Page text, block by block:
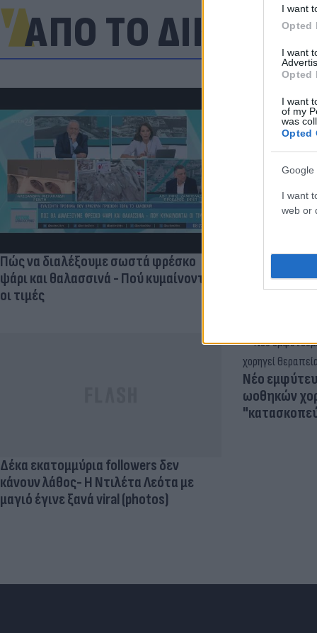
I want
Opted
I want
Opted
I want
of my
was
Opted
Google
I want
web or
ΑΠΟ ΤΟ ΔΙΚΤΥΟ
Πώς να διαλέξουμε σωστά φρέσκο
ψάρι και θαλασσινά - Πού κυμαίνονται
οι τιμές
«Στην pole
Δέκα εκατομμύρια followers δεν
κάνουν λάθος- Η Ντιλέτα Λεότα με
μαγιό έγινε ξανά viral (photos)
Νέο
ωοθηκών